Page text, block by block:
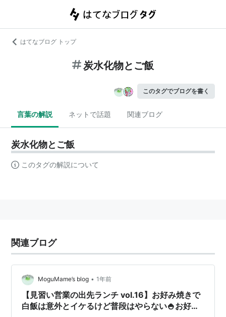
はてなブログ トップ
炭水化物とご飯
このタグでブログを書く
言葉の解説 ネットで話題 関連ブログ
炭水化物とご飯
このタグの解説について
関連ブログ
MoguMame’s blog • 1年前
【見習い営業の出先ランチ vol.16】お好み焼きで
白飯は意外とイケるけど普段はやらない🍚お好み